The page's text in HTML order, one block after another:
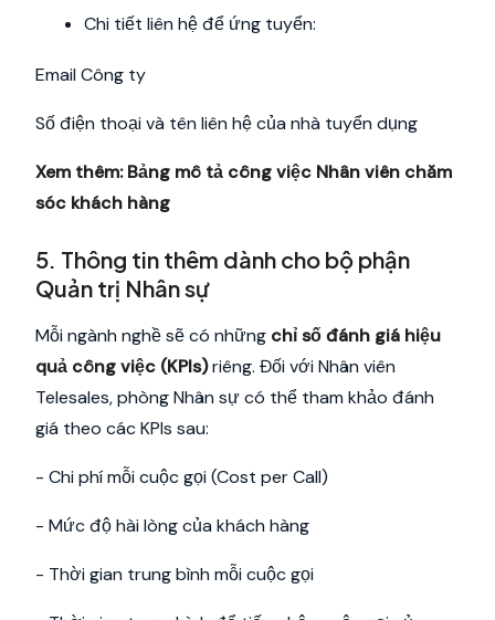
Chi tiết liên hệ để ứng tuyển:
Email Công ty
Số điện thoại và tên liên hệ của nhà tuyển dụng
Xem thêm: Bảng mô tả công việc Nhân viên chăm
sóc khách hàng
5. Thông tin thêm dành cho bộ phận
Quản trị Nhân sự
Mỗi ngành nghề sẽ có những chỉ số đánh giá hiệu
quả công việc (KPIs)riêng. Đối với Nhân viên
Telesales, phòng Nhân sự có thể tham khảo đánh
giá theo các KPIs sau:
- Chi phí mỗi cuộc gọi (Cost per Call)
- Mức độ hài lòng của khách hàng
- Thời gian trung bình mỗi cuộc gọi